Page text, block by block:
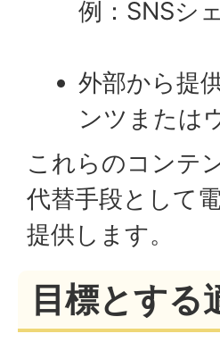
例：SNSシ
外部から提
ンツまたは
これらのコンテ
代替手段として
提供します。
目標とする